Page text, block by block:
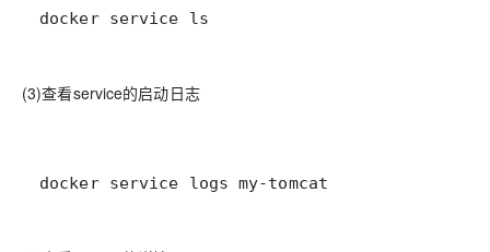
docker service ls
(3)查看service的启动日志
docker service logs my-tomcat